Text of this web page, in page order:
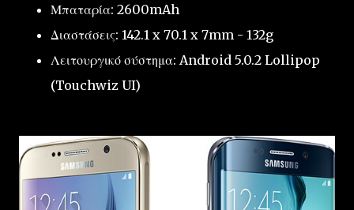
Μπαταρία: 2600mAh
Διαστάσεις: 142.1 x 70.1 x 7mm - 132g
Λειτουργικό σύστημα: Android 5.0.2 Lollipop
(Touchwiz UI)